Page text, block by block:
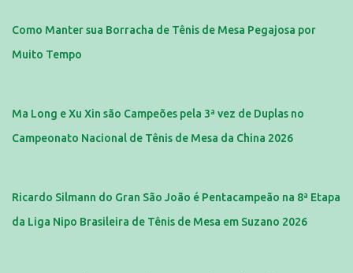
Como Manter sua Borracha de Tênis de Mesa Pegajosa por
Muito Tempo
Ma Long e Xu Xin são Campeões pela 3ª vez de Duplas no
Campeonato Nacional de Tênis de Mesa da China 2026
Ricardo Silmann do Gran São João é Pentacampeão na 8ª Etapa
da Liga Nipo Brasileira de Tênis de Mesa em Suzano 2026